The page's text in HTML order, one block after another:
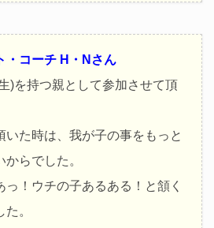
・コーチ H・Nさん
)を持つ親として参加させて頂
いた時は、我が子の事をもっと
らでした。
っ！ウチの子あるある！と頷く
。